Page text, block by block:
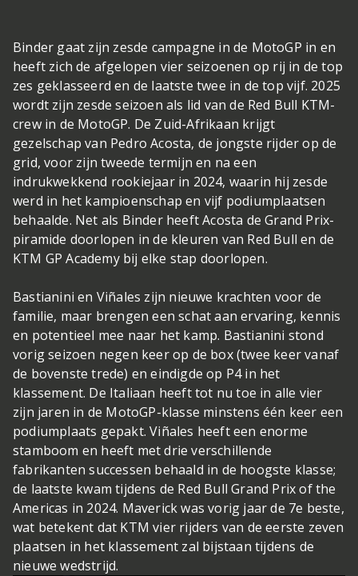
Binder gaat zijn zesde campagne in de MotoGP in en
heeft zich de afgelopen vier seizoenen op rij in de top
zes geklasseerd en de laatste twee in de top vijf. 2025
wordt zijn zesde seizoen als lid van de Red Bull KTM-
crew in de MotoGP. De Zuid-Afrikaan krijgt
gezelschap van Pedro Acosta, de jongste rijder op de
grid, voor zijn tweede termijn en na een
indrukwekkend rookiejaar in 2024, waarin hij zesde
werd in het kampioenschap en vijf podiumplaatsen
behaalde. Net als Binder heeft Acosta de Grand Prix-
piramide doorlopen in de kleuren van Red Bull en de
KTM GP Academy bij elke stap doorlopen.
Bastianini en Viñales zijn nieuwe krachten voor de
familie, maar brengen een schat aan ervaring, kennis
en potentieel mee naar het kamp. Bastianini stond
vorig seizoen negen keer op de box (twee keer vanaf
de bovenste trede) en eindigde op P4 in het
klassement. De Italiaan heeft tot nu toe in alle vier
zijn jaren in de MotoGP-klasse minstens één keer een
podiumplaats gepakt. Viñales heeft een enorme
stamboom en heeft met drie verschillende
fabrikanten successen behaald in de hoogste klasse;
de laatste kwam tijdens de Red Bull Grand Prix of the
Americas in 2024. Maverick was vorig jaar de 7e beste,
wat betekent dat KTM vier rijders van de eerste zeven
plaatsen in het klassement zal bijstaan tijdens de
nieuwe wedstrijd.